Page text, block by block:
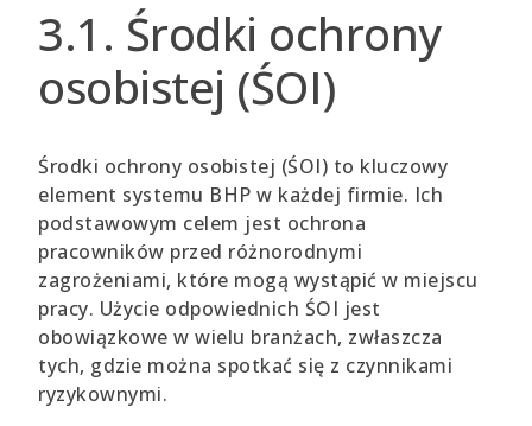
3.1. Środki ochrony
osobistej (ŚOI)
Środki ochrony osobistej (ŚOI) to kluczowy
element systemu BHP w każdej firmie. Ich
podstawowym celem jest ochrona
pracowników przed różnorodnymi
zagrożeniami, które mogą wystąpić w miejscu
pracy. Użycie odpowiednich ŚOI jest
obowiązkowe w wielu branżach, zwłaszcza
tych, gdzie można spotkać się z czynnikami
ryzykownymi.